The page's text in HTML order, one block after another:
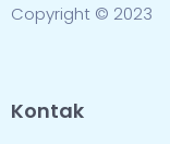
Copyright © 2023
Kontak